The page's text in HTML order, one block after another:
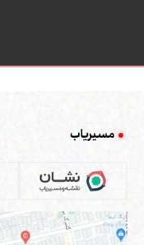
مسیریاب